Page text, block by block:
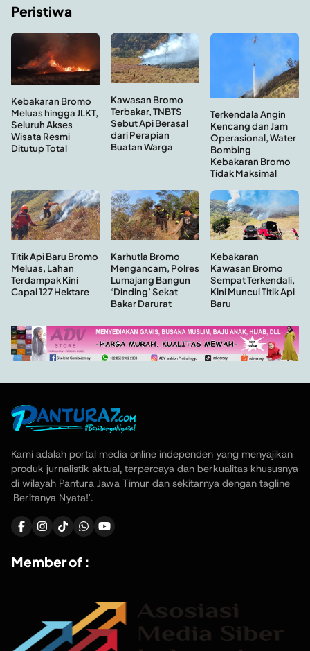
Peristiwa
Kebakaran Bromo
Meluas hingga JLKT,
Seluruh Akses
Wisata Resmi
Ditutup Total
Kawasan Bromo
Terbakar, TNBTS
Sebut Api Berasal
dari Perapian
Buatan Warga
Terkendala Angin
Kencang dan Jam
Operasional, Water
Bombing
Kebakaran Bromo
Tidak Maksimal
Titik Api Baru Bromo
Meluas, Lahan
Terdampak Kini
Capai 127 Hektare
Karhutla Bromo
Mengancam, Polres
Lumajang Bangun
‘Dinding’ Sekat
Bakar Darurat
Kebakaran
Kawasan Bromo
Sempat Terkendali,
Kini Muncul Titik Api
Baru
Kami adalah portal media online independen yang menyajikan
produk jurnalistik aktual, terpercaya dan berkualitas khususnya
di wilayah Pantura Jawa Timur dan sekitarnya dengan tagline
'Beritanya Nyata!'.
Member of :